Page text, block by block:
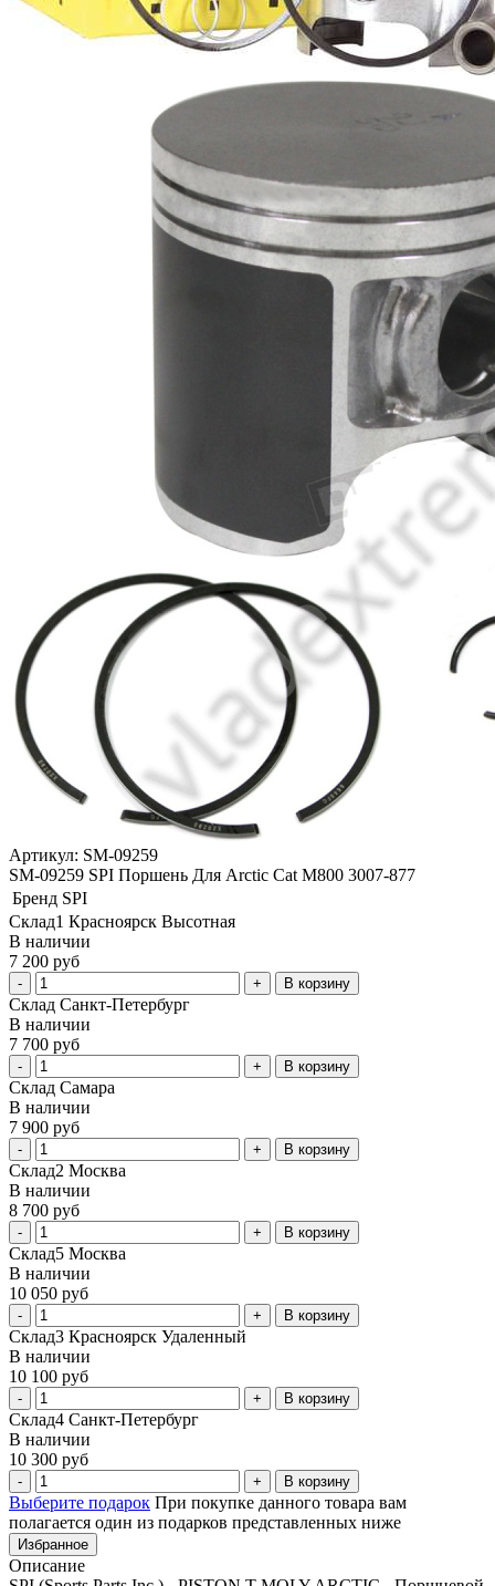
Артикул: SM-09259
SM-09259 SPI Поршень Для Arctic Cat M800 3007-877
Бренд SPI
Склад1 Красноярск Высотная
В наличии
7 200 руб
В корзину
Склад Санкт-Петербург
В наличии
7 700 руб
В корзину
Склад Самара
В наличии
7 900 руб
В корзину
Склад2 Москва
В наличии
8 700 руб
В корзину
Склад5 Москва
В наличии
10 050 руб
В корзину
Склад3 Красноярск Удаленный
В наличии
10 100 руб
В корзину
Склад4 Санкт-Петербург
В наличии
10 300 руб
В корзину
Выберите подарок При покупке данного товара вам
полагается один из подарков представленных ниже
Избранное
Описание